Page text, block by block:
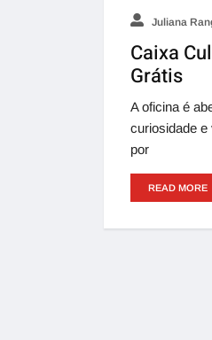
Juliana
Caixa
Grátis
A oficina é
curiosidade
por
READ MORE